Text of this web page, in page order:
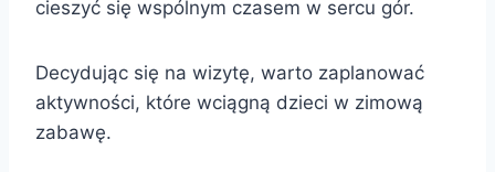
cieszyć się wspólnym czasem w sercu gór.
Decydując się na wizytę, warto zaplanować
aktywności, które wciągną dzieci w zimową
zabawę.